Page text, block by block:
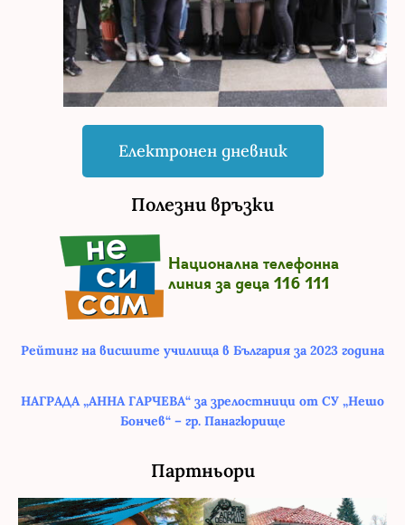
Електронен дневник
Полезни връзки
Рейтинг на висшите училища в България за 2023 година
НАГРАДА „АННА ГАРЧЕВА“ за зрелостници от СУ „Нешо
Бончев“ – гр. Панагюрище
Партньори